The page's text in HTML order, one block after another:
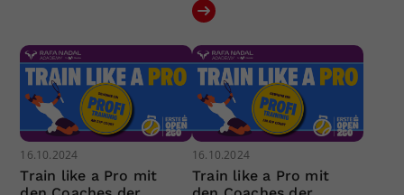
16.10.2024
Train like a Pro mit
16.10.2024
Train like a Pro mit